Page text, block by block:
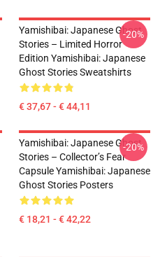
Yamishibai: Japanese Ghost
Stories – Limited Horror
Edition Yamishibai: Japanese
Ghost Stories Sweatshirts
€ 37,67 - € 44,11
-20%
Yamishibai: Japanese Ghost
Stories – Collector’s Fear
Capsule Yamishibai: Japanese
Ghost Stories Posters
€ 18,21 - € 42,22
-20%